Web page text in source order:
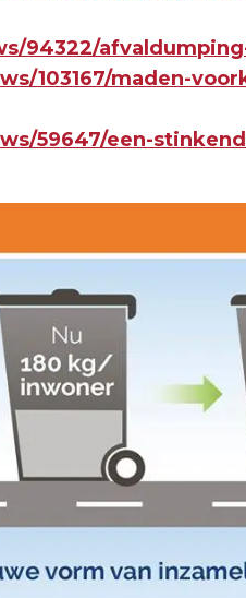
94322/
103167/maden-
59647/een-